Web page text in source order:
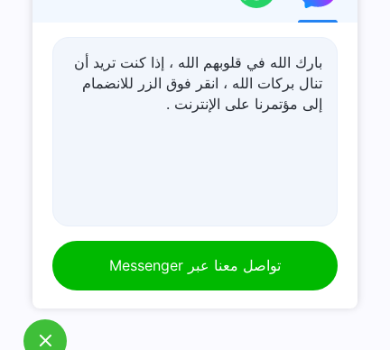
بارك الله في قلوبهم الله ، إذا كنت تريد أن
تنال بركات الله ، انقر فوق الزر للانضمام
إلى مؤتمرنا على الإنترنت .
تواصل معنا عبر Messenger